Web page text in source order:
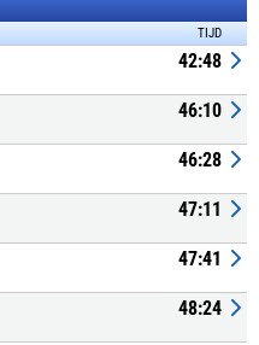
TIJD
42:48
46:10
46:28
47:11
47:41
48:24